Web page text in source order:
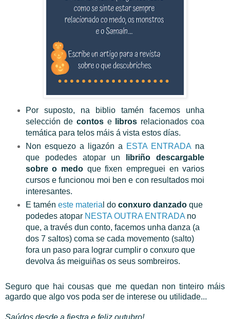
Por suposto, na biblio tamén facemos unha
selección de contose libros relacionados coa
temática para telos máis á vista estos días.
Non esquezo a ligazón a ESTA ENTRADA na
que podedes atopar un
libriño descargable
sobre o medoque fixen empreguei en varios
cursos e funcionou moi ben e con resultados moi
interesantes.
E tamén este materia l do conxuro danzadoque
podedes atopar NESTA OUTRA ENTRADA no
que, a través dun conto, facemos unha danza (a
dos 7 saltos) coma se cada movemento (salto)
fora un paso para lograr cumplir o conxuro que
devolva ás meiguiñas os seus sombreiros.
Seguro que hai cousas que me quedan non tinteiro máis
agardo que algo vos poda ser de interese ou utilidade...
Saúdos desde a fiestra e feliz outubro!